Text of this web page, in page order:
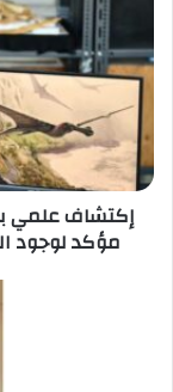
المنصورة:
توثيق
أول
دليل
حفري
مؤكد
لوجود
التيروصورات
(الزواحف
إكتشاف علمي
مؤكد لوجود